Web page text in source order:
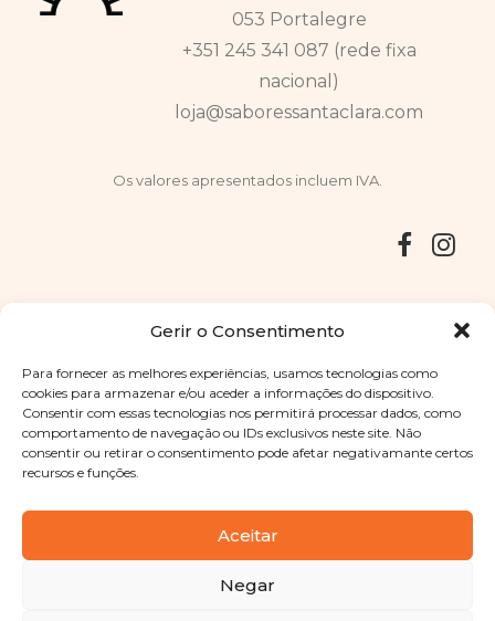
Gerir o Consentimento
Para fornecer as melhores experiências, usamos tecnologias como
cookies para armazenar e/ou aceder a informações do dispositivo.
Consentir com essas tecnologias nos permitirá processar dados, como
comportamento de navegação ou IDs exclusivos neste site. Não
consentir ou retirar o consentimento pode afetar negativamante certos
recursos e funções.
Aceitar
Negar
053 Portalegre
+351 245 341 087 (rede fixa
nacional)
loja@saboressantaclara.com
Os valores apresentados incluem IVA.
Copyright © 2025 Sabores Santa Clara
. Todos os direitos
reservadosPolítica de Privacidade |Termos e condições
Designed byShift Your Branding Agency